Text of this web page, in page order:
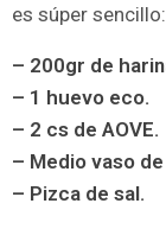
es súper sencillo:
– 200gr de
– 1 huevo eco.
– 2 cs de AOVE.
– Medio vaso
– Pizca de sal.